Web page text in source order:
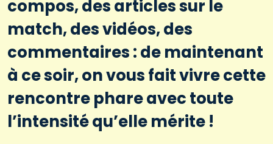
compos, des articles sur le
match, des vidéos, des
commentaires : de maintenant
à ce soir, on vous fait vivre cette
rencontre phare avec toute
l’intensité qu’elle mérite !